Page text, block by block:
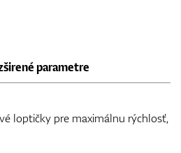
parametre
loptičky pre maximálnu rýchlosť,